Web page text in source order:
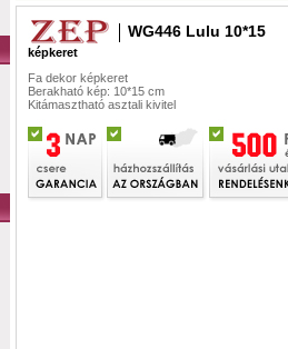
WG446 Lulu 10*15
képkeret
Fa dekor képkeret
Berakható kép: 10*15 cm
Kitámasztható asztali kivitel